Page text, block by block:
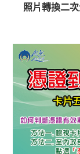
照片轉換二